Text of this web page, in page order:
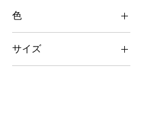
色
サイズ
250 ml